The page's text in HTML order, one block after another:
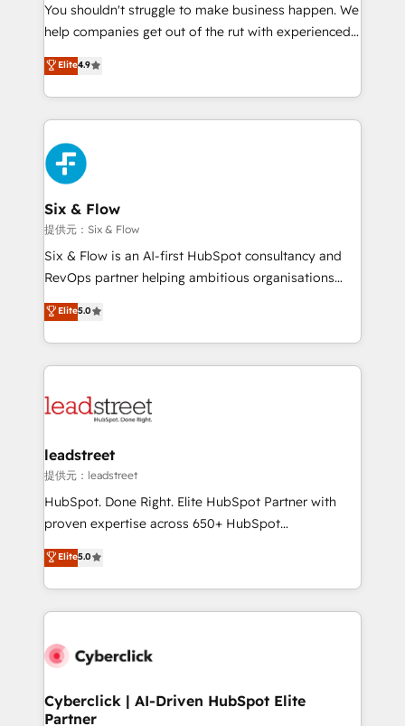
integration capabilities 💼 Consultative, long-term
partners who will embed ourselves into your
business, processes and systems 🏢 We specialise in
working with mid-market and enterprise
organisations, global organisations and those with
complex use cases 🏆 CRM Implementation,
Platform Enablement, Custom Integration and
Onboarding Accredited 🔐 ISO27001 & ISO9001
Certified
You shouldn't struggle to make business happen. We
help companies get out of the rut with experienced,
process-oriented teams implementing HubSpot
Marketing, Sales, Service, CMS and Operations Hub,
so selling and actually engaging with your customers
feels easy and pain-free. We are a top ranked
HubSpot Elite Partner, winner of Rookie of the Year
and Customer First Awards, 4.9/5 rating in HubSpot
Reviews and 4.9/5 rating in Clutch Reviews. Digifianz
helps the following industries: logistics & 3PL, home
improvement & construction, branding and
commercialization, real estate, health, education,
SaaS, Software Dev & IT and consulting, make the
the United States, EU, UAE, Mexico and Latin
America. From casual user to super fan: make
Elite4.9
Six & Flow
提供元：Six & Flow
Six & Flow is an AI-first HubSpot consultancy and
RevOps partner helping ambitious organisations
grow with clarity, confidence, and intelligence.
Operating across the UK, Netherlands, Ireland, and
Canada, we’ve delivered thousands of successful
HubSpot projects for mid-market and enterprise
combine HubSpot, data, and AI to design connected
and technology for predictable, scalable revenue
growth. Our expertise spans RevOps, CRM and data
architecture, AI enablement, and strategic marketing,
delivered through our proprietary FLAIR framework
Partner and ISO 27001:2022 certified consultancy,
we blend strategy, creativity, and technology to help
Elite5.0
leadstreet
提供元：leadstreet
HubSpot. Done Right. Elite HubSpot Partner with
proven expertise across 650+ HubSpot
implementations. With 12+ years of HubSpot
experience, we help you use the HubSpot platform
to its fullest capacity, improve your current HubSpot
website, or build your new one.
Elite5.0
Cyberclick | AI-Driven HubSpot Elite
Partner